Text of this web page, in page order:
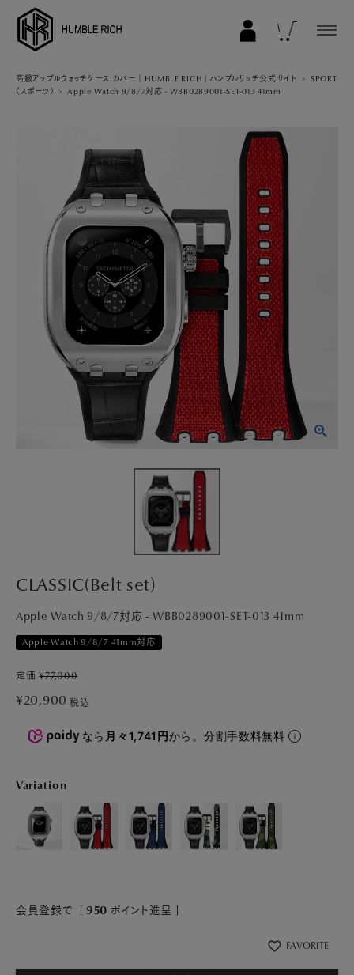
COLLECTION
AppleWatch Ultra 2/1(49mm)
AppleWatch 9/8/7 (41mm)
AppleWatch 9/8/7 (45mm)
AppleWatch SE 3/2/1 (40mm)
AppleWatch SE 3/2/1 (44mm)
STRAP/Accessory
Beltset
PICK UP
高級アップルウォッチケース.カバー｜HUMBLE RICH | ハンブルリッチ公式サイト
SPORT
（スポーツ）
Apple Watch 9/8/7対応 - WBB0289001-SET-013 41mm
CLASSIC(Belt set)
Apple Watch 9/8/7対応 - WBB0289001-SET-013 41mm
Apple Watch 9/8/7 41mm対応
定価 ¥77,000
¥20,900 税込
なら 月々1,741円から。分割手数料無料
Variation
会員登録で [ 950 ポイント進呈 ]
FAVORITE